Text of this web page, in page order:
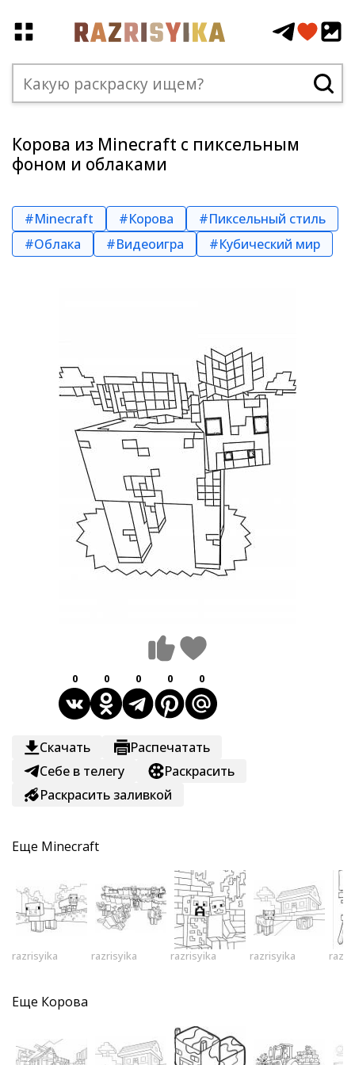
Корова из Minecraft с пиксельным
фоном и облаками
#Minecraft #Корова
#Пиксельный стиль
#Облака
#Видеоигра #Кубический мир
0 0 0 0 0
Скачать
Распечатать
Себе в телегу
Раскрасить
Раскрасить заливкой
Еще Minecraft
razrisyika razrisyika razrisyika razrisyika
Еще Корова